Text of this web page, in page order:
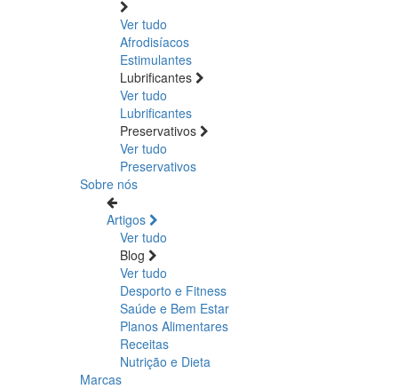
Ver tudo
Afrodisíacos
Estimulantes
Lubrificantes
Ver tudo
Lubrificantes
Preservativos
Ver tudo
Preservativos
Sobre nós
Artigos
Ver tudo
Blog
Ver tudo
Desporto e Fitness
Saúde e Bem Estar
Planos Alimentares
Receitas
Nutrição e Dieta
Marcas